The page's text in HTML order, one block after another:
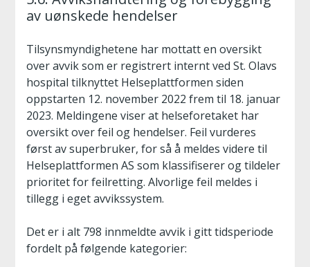
av uønskede hendelser
Tilsynsmyndighetene har mottatt en oversikt
over avvik som er registrert internt ved St. Olavs
hospital tilknyttet Helseplattformen siden
oppstarten 12. november 2022 frem til 18. januar
2023. Meldingene viser at helseforetaket har
oversikt over feil og hendelser. Feil vurderes
først av superbruker, for så å meldes videre til
Helseplattformen AS som klassifiserer og tildeler
prioritet for feilretting. Alvorlige feil meldes i
tillegg i eget avvikssystem.
Det er i alt 798 innmeldte avvik i gitt tidsperiode
fordelt på følgende kategorier: